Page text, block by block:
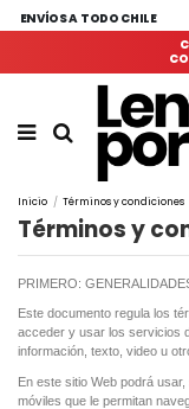
ENVÍOS A TODO CHILE
Inicio Términos y condiciones
Términos y
PRIMERO:
Este documento regula los
acceder y usar los servicios
información, texto, video u
En este sitio Web podrá
móviles que le permitan